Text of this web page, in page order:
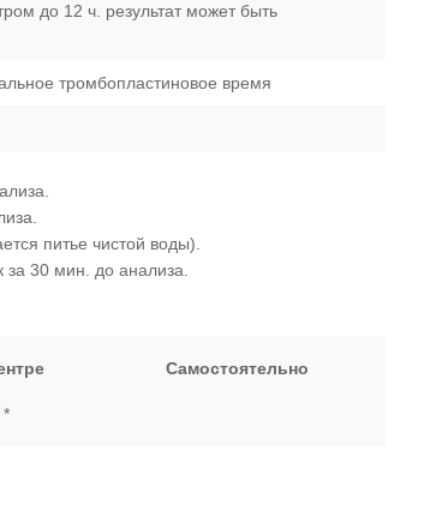
до 12 ч. результат может быть
тромбопластиновое время
питье чистой воды).
за 30 мин. до анализа.
Самостоятельно
*